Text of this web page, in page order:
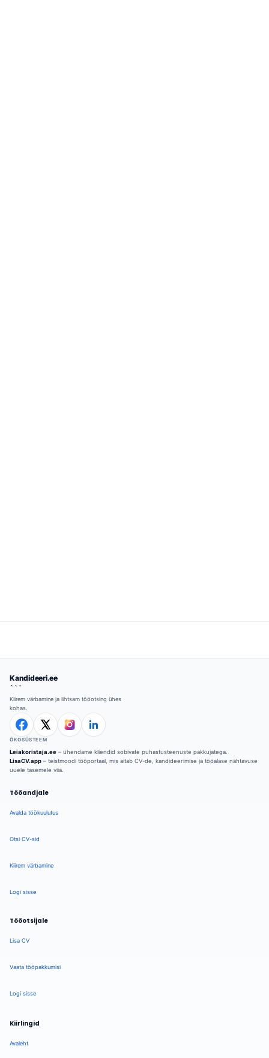
Kandideeri.ee
```
Kiirem värbamine ja lihtsam tööotsing ühes
kohas.
ÖKOSÜSTEEM
Leiakoristaja.ee – ühendame kliendid sobivate puhastusteenuste pakkujatega.
LisaCV.app – teistmoodi tööportaal, mis aitab CV-de, kandideerimise ja tööalase nähtavuse
uuele tasemele viia.
Tööandjale
Avalda töökuulutus
Otsi CV-sid
Kiirem värbamine
Logi sisse
Tööotsijale
Lisa CV
Vaata tööpakkumisi
Logi sisse
Kiirlingid
Avaleht